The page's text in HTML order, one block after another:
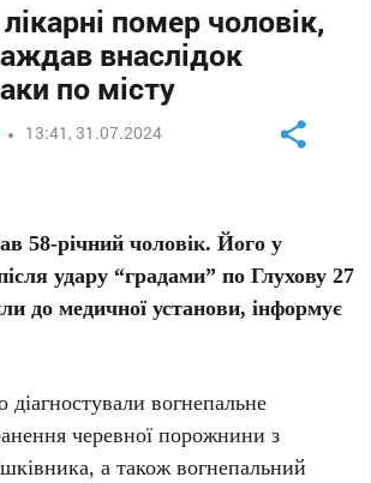
помер чоловік,
внаслідок
по місту
13:41, 31.07.2024
58-річний чоловік. Його у
удару “градами” по Глухову 27
до медичної установи, інформує
вогнепальне
черевної порожнини з
а також вогнепальний